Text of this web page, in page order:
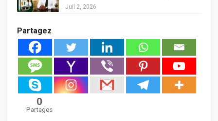
Juil 2, 2026
Partagez
0
Partages